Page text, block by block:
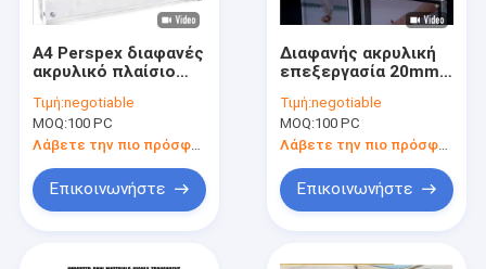
A4 Perspex διαφανές
ακρυλικό πλαίσιο
φραγμών πλαισίων
Τιμή:negotiable
MOQ:100 PC
Λάβετε την πιο πρόσφατη τιμή
Επικοινωνήστε
Διαφανής ακρυλική
επεξεργασία 20mm
κρυστάλλου
ακρυλικό πλαίσιο
φωτογραφιών
Τιμή:negotiable
MOQ:100 PC
Επικοινωνήστε